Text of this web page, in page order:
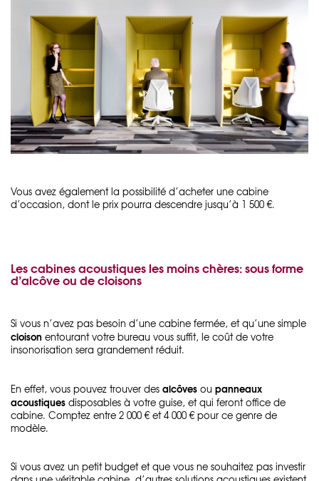
Vous avez également la possibilité d’acheter une cabine
d’occasion, dont le prix pourra descendre jusqu’à 1 500 €.
Les cabines acoustiques les moins chères: sous forme
d’alcôve ou de cloisons
Si vous n’avez pas besoin d’une cabine fermée, et qu’une simple
cloison entourant votre bureau vous suffit, le coût de votre
insonorisation sera grandement réduit.
En effet, vous pouvez trouver des alcôves ou panneaux
acoustiques disposables à votre guise, et qui feront office de
cabine. Comptez entre 2 000 € et 4 000 € pour ce genre de
modèle.
Si vous avez un petit budget et que vous ne souhaitez pas investir